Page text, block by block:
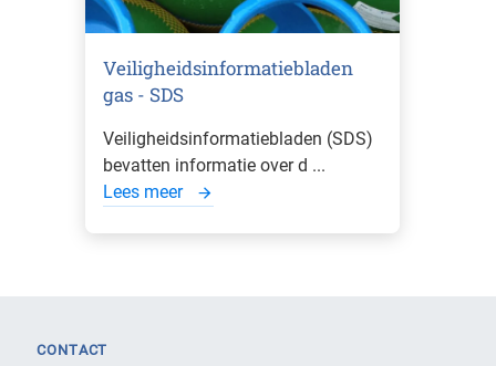
Veiligheidsinformatiebladen
gas - SDS
Veiligheidsinformatiebladen (SDS)
bevatten informatie over d ...
Lees meer
CONTACT